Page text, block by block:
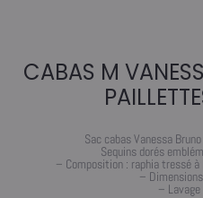
CABAS M
Sac cabas Vanessa
Sequins dorés
– Composition : raphia tressé
–
–